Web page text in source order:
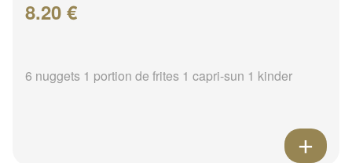
8.20 €
6 nuggets 1 portion de frites 1 capri-sun 1 kinder